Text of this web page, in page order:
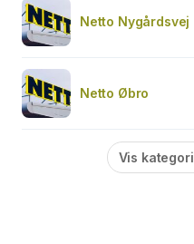
Netto Nygårdsvej
Netto Øbro
Vis kategori